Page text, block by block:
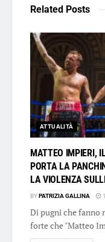
Related Posts
ATTUALITÀ
MATTEO IMPIERI,
PORTA LA
LA VIOLENZA
BYPATRIZIA GALLINA
Di pugni che fanno
forte che "Matteo